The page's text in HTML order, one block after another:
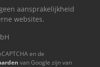
aansprakelijkheid
websites.
en de
van Google zijn van